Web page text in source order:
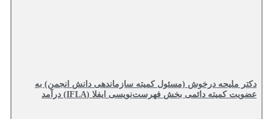
دکتر ملیحه درخوش (مسئول کمیته سازماندهی دانش انجمن) به
عضویت کمیته دائمی بخش فهرست‌نویسی ایفلا (IFLA) درآمد